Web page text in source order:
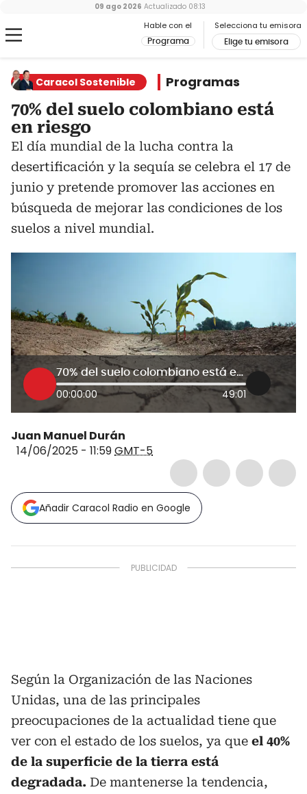
Hable con el
Programa
Selecciona tu emisora
Elige tu emisora
09 ago 2026 Actualizado 08:13
Caracol Sostenible Programas
70% del suelo colombiano está
en riesgo
El día mundial de la lucha contra la
desertificación y la sequía se celebra el 17 de
junio y pretende promover las acciones en
búsqueda de mejorar las condiciones de los
suelos a nivel mundial.
70% del suelo colombiano está en riesgo
00:00:00 49:01
Juan Manuel Durán
14/06/2025 - 11:59GMT-5
Añadir Caracol Radio en Google
Según la Organización de las Naciones
Unidas, una de las principales
preocupaciones de la actualidad tiene que
ver con el estado de los suelos, ya que el 40%
de la superficie de la tierra está
degradada. De mantenerse la tendencia,